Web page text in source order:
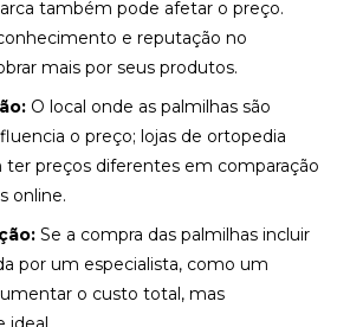
também pode afetar o preço.
e reputação no
mais por seus produtos.
O local onde as palmilhas são
o preço; lojas de ortopedia
ter preços diferentes em comparação
online.
Se a compra das palmilhas incluir
por um especialista, como um
o custo total, mas
PARA SUA SAÚDE
PARA JOANETE
NECESSIDADES